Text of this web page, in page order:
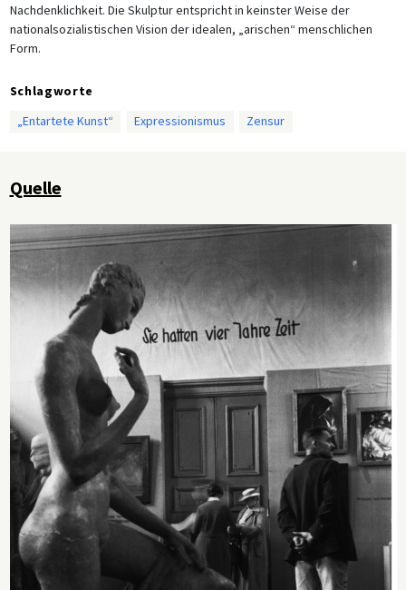
Nachdenklichkeit. Die Skulptur entspricht in keinster Weise der
nationalsozialistischen Vision der idealen, „arischen“ menschlichen
Form.
Schlagworte
„Entartete Kunst“
Expressionismus Zensur
Quelle